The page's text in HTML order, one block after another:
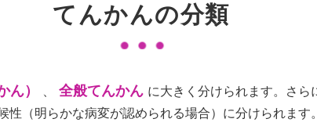
てんかんの分類
ん） 全般てんかん に大きく分けられます。さら
性（明らかな病変が認められる場合）に分けられま